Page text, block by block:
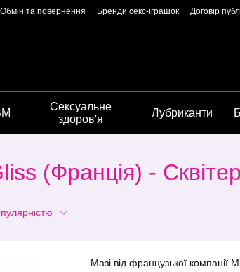
Обмін та повернення Бренди секс-іграшок Договір
Сексуальне
здоров'я
Лубриканти
(Франція) - Сквітер
Мазі від французької компанії